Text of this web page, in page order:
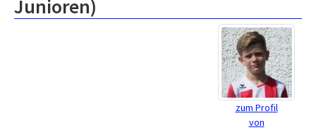
Junioren)
zum Profil
von